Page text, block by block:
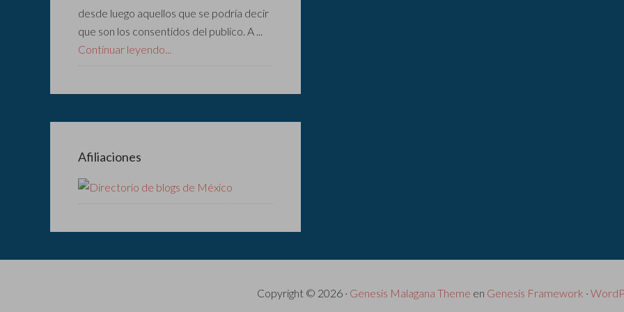
desde luego aquellos que se podría decir
que son los consentidos del publico. A ...
Continuar leyendo...
Afiliaciones
Copyright © 2026 · Genesis Malagana Theme en Genesis Framework ·